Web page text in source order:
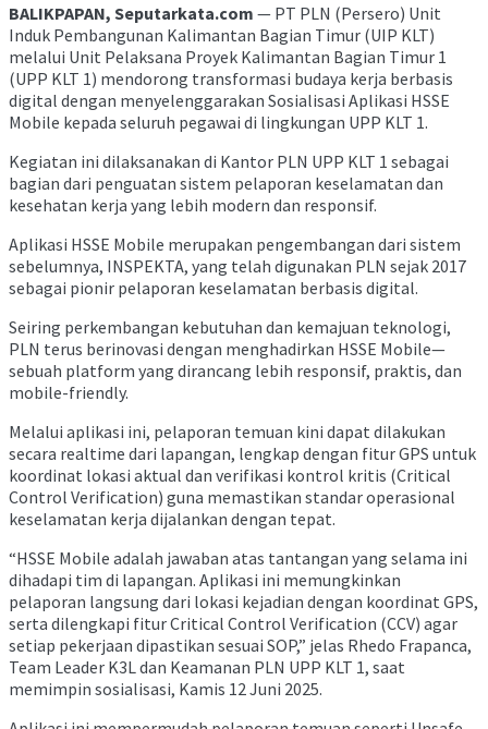
BALIKPAPAN, Seputarkata.com — PT PLN (Persero) Unit
Induk Pembangunan Kalimantan Bagian Timur (UIP KLT)
melalui Unit Pelaksana Proyek Kalimantan Bagian Timur 1
(UPP KLT 1) mendorong transformasi budaya kerja berbasis
digital dengan menyelenggarakan Sosialisasi Aplikasi HSSE
Mobile kepada seluruh pegawai di lingkungan UPP KLT 1.
Kegiatan ini dilaksanakan di Kantor PLN UPP KLT 1 sebagai
bagian dari penguatan sistem pelaporan keselamatan dan
kesehatan kerja yang lebih modern dan responsif.
Aplikasi HSSE Mobile merupakan pengembangan dari sistem
sebelumnya, INSPEKTA, yang telah digunakan PLN sejak 2017
sebagai pionir pelaporan keselamatan berbasis digital.
Seiring perkembangan kebutuhan dan kemajuan teknologi,
PLN terus berinovasi dengan menghadirkan HSSE Mobile—
sebuah platform yang dirancang lebih responsif, praktis, dan
mobile-friendly.
Melalui aplikasi ini, pelaporan temuan kini dapat dilakukan
secara realtime dari lapangan, lengkap dengan fitur GPS untuk
koordinat lokasi aktual dan verifikasi kontrol kritis (Critical
Control Verification) guna memastikan standar operasional
keselamatan kerja dijalankan dengan tepat.
“HSSE Mobile adalah jawaban atas tantangan yang selama ini
dihadapi tim di lapangan. Aplikasi ini memungkinkan
pelaporan langsung dari lokasi kejadian dengan koordinat GPS,
serta dilengkapi fitur Critical Control Verification (CCV) agar
setiap pekerjaan dipastikan sesuai SOP,” jelas Rhedo Frapanca,
Team Leader K3L dan Keamanan PLN UPP KLT 1, saat
memimpin sosialisasi, Kamis 12 Juni 2025.